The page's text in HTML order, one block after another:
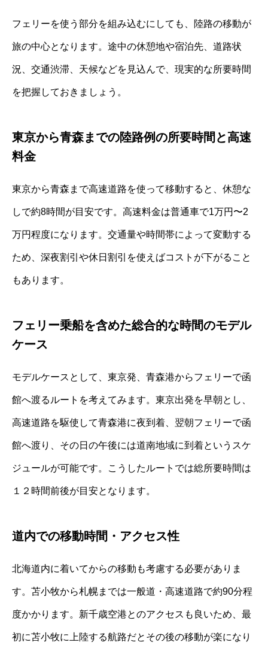
フェリーを使う部分を組み込むにしても、陸路の移動が
旅の中心となります。途中の休憩地や宿泊先、道路状
況、交通渋滞、天候などを見込んで、現実的な所要時間
を把握しておきましょう。
東京から青森までの陸路例の所要時間と高速
料金
東京から青森まで高速道路を使って移動すると、休憩な
しで約8時間が目安です。高速料金は普通車で1万円〜2
万円程度になります。交通量や時間帯によって変動する
ため、深夜割引や休日割引を使えばコストが下がること
もあります。
フェリー乗船を含めた総合的な時間のモデル
ケース
モデルケースとして、東京発、青森港からフェリーで函
館へ渡るルートを考えてみます。東京出発を早朝とし、
高速道路を駆使して青森港に夜到着、翌朝フェリーで函
館へ渡り、その日の午後には道南地域に到着というスケ
ジュールが可能です。こうしたルートでは総所要時間は
１２時間前後が目安となります。
道内での移動時間・アクセス性
北海道内に着いてからの移動も考慮する必要がありま
す。苫小牧から札幌までは一般道・高速道路で約90分程
度かかります。新千歳空港とのアクセスも良いため、最
初に苫小牧に上陸する航路だとその後の移動が楽になり